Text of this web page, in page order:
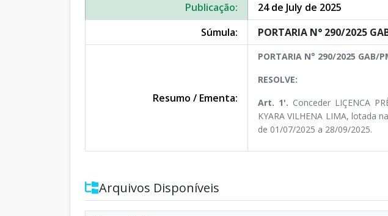
Publicação:
24 de July de 2025
Súmula:
PORTARIA N° 290/2025
Resumo / Ementa:
PORTARIA N° 290/2025 GAB/
RESOLVE:
Art. 1'. Conceder LIÇENCA
KYARA VILHENA LIMA, lotada
de 01/07/2025 a 28/09/2025.
Arquivos Disponíveis